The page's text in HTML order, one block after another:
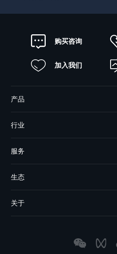
购买咨询
加入我们
产品
行业
服务
生态
关于